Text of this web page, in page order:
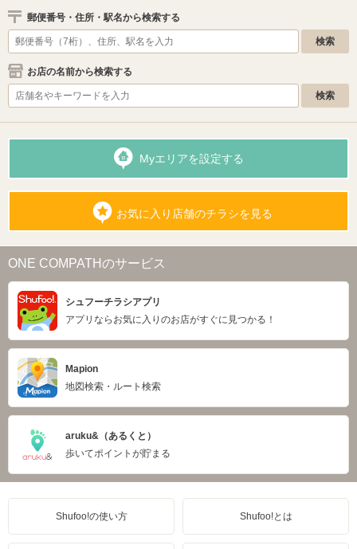
郵便番号・住所・駅名から検索する
お店の名前から検索する
Myエリアを設定する
お気に入り店舗のチラシを見る
ONE COMPATHのサービス
シュフーチラシアプリ
アプリならお気に入りのお店がすぐに見つかる！
Mapion
地図検索・ルート検索
aruku&（あるくと）
歩いてポイントが貯まる
Shufoo!の使い方 Shufoo!とは